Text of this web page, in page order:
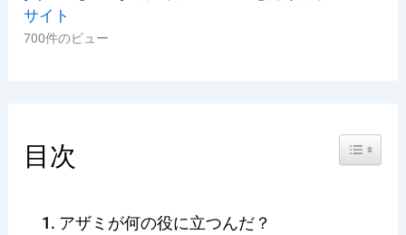
サイト
700件のビュー
目次 Toggle
アザミが何の役に立つんだ？